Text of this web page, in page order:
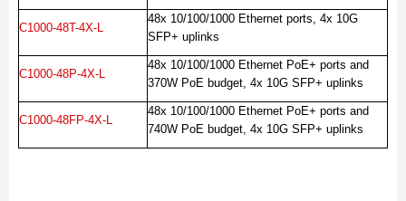
C1000-48T-4X-L
48x 10/100/1000 Ethernet ports, 4x 10G
SFP+ uplinks
C1000-48P-4X-L
48x 10/100/1000 Ethernet PoE+ ports and
370W PoE budget, 4x 10G SFP+ uplinks
C1000-48FP-4X-L
48x 10/100/1000 Ethernet PoE+ ports and
740W PoE budget, 4x 10G SFP+ uplinks